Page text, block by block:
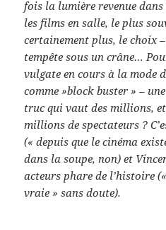
fois la lumière revenue
les films en salle, le plus
certainement plus, le choix
tempête sous un crâne…
vulgate en cours à la mode
comme »block buster » –
truc qui vaut des millions,
millions de spectateurs ?
(« depuis que le cinéma
dans la soupe, non) et
acteurs phare de l’histoire
vraie » sans doute).